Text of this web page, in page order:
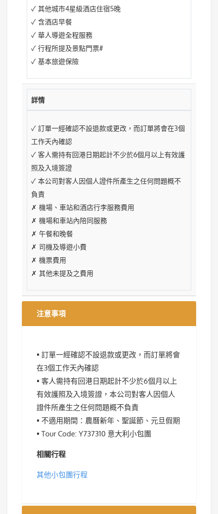
✓ 其他城市4星級酒店住宿5晚
✓ 含酒店早餐
✓ 華人導遊全程服務
✓ 行程所提及景點門票#
✓ 基本旅遊保險
詳情
✓ 訂單一經確認不設退款或更改，而訂單將會在3個
工作天內確認
✓ 客人需持有回港日期起計不少於6個月以上有效護
照及入境簽證
✓ 本公司對客人因個人證件所產生之任何問題概不
負責
✗ 機場、車站和酒店行李服務費用
✗ 機場和車站內陪同服務
✗ 午餐和晚餐
✗ 司機及導遊小費
✗ 機票費用
✗ 其他未提及之費用
注意事項
• 訂單一經確認不設退款或更改，而訂單將會
在3個工作天內確認
• 客人需持有回港日期起計不少於6個月以上
有效護照及入境簽證，本公司對客人因個人
證件所產生之任何問題概不負責
• 不適用期間：農曆新年、聖誕節、元旦假期
• Tour Code: Y737310 意大利小包團
相關行程
其他小包團行程